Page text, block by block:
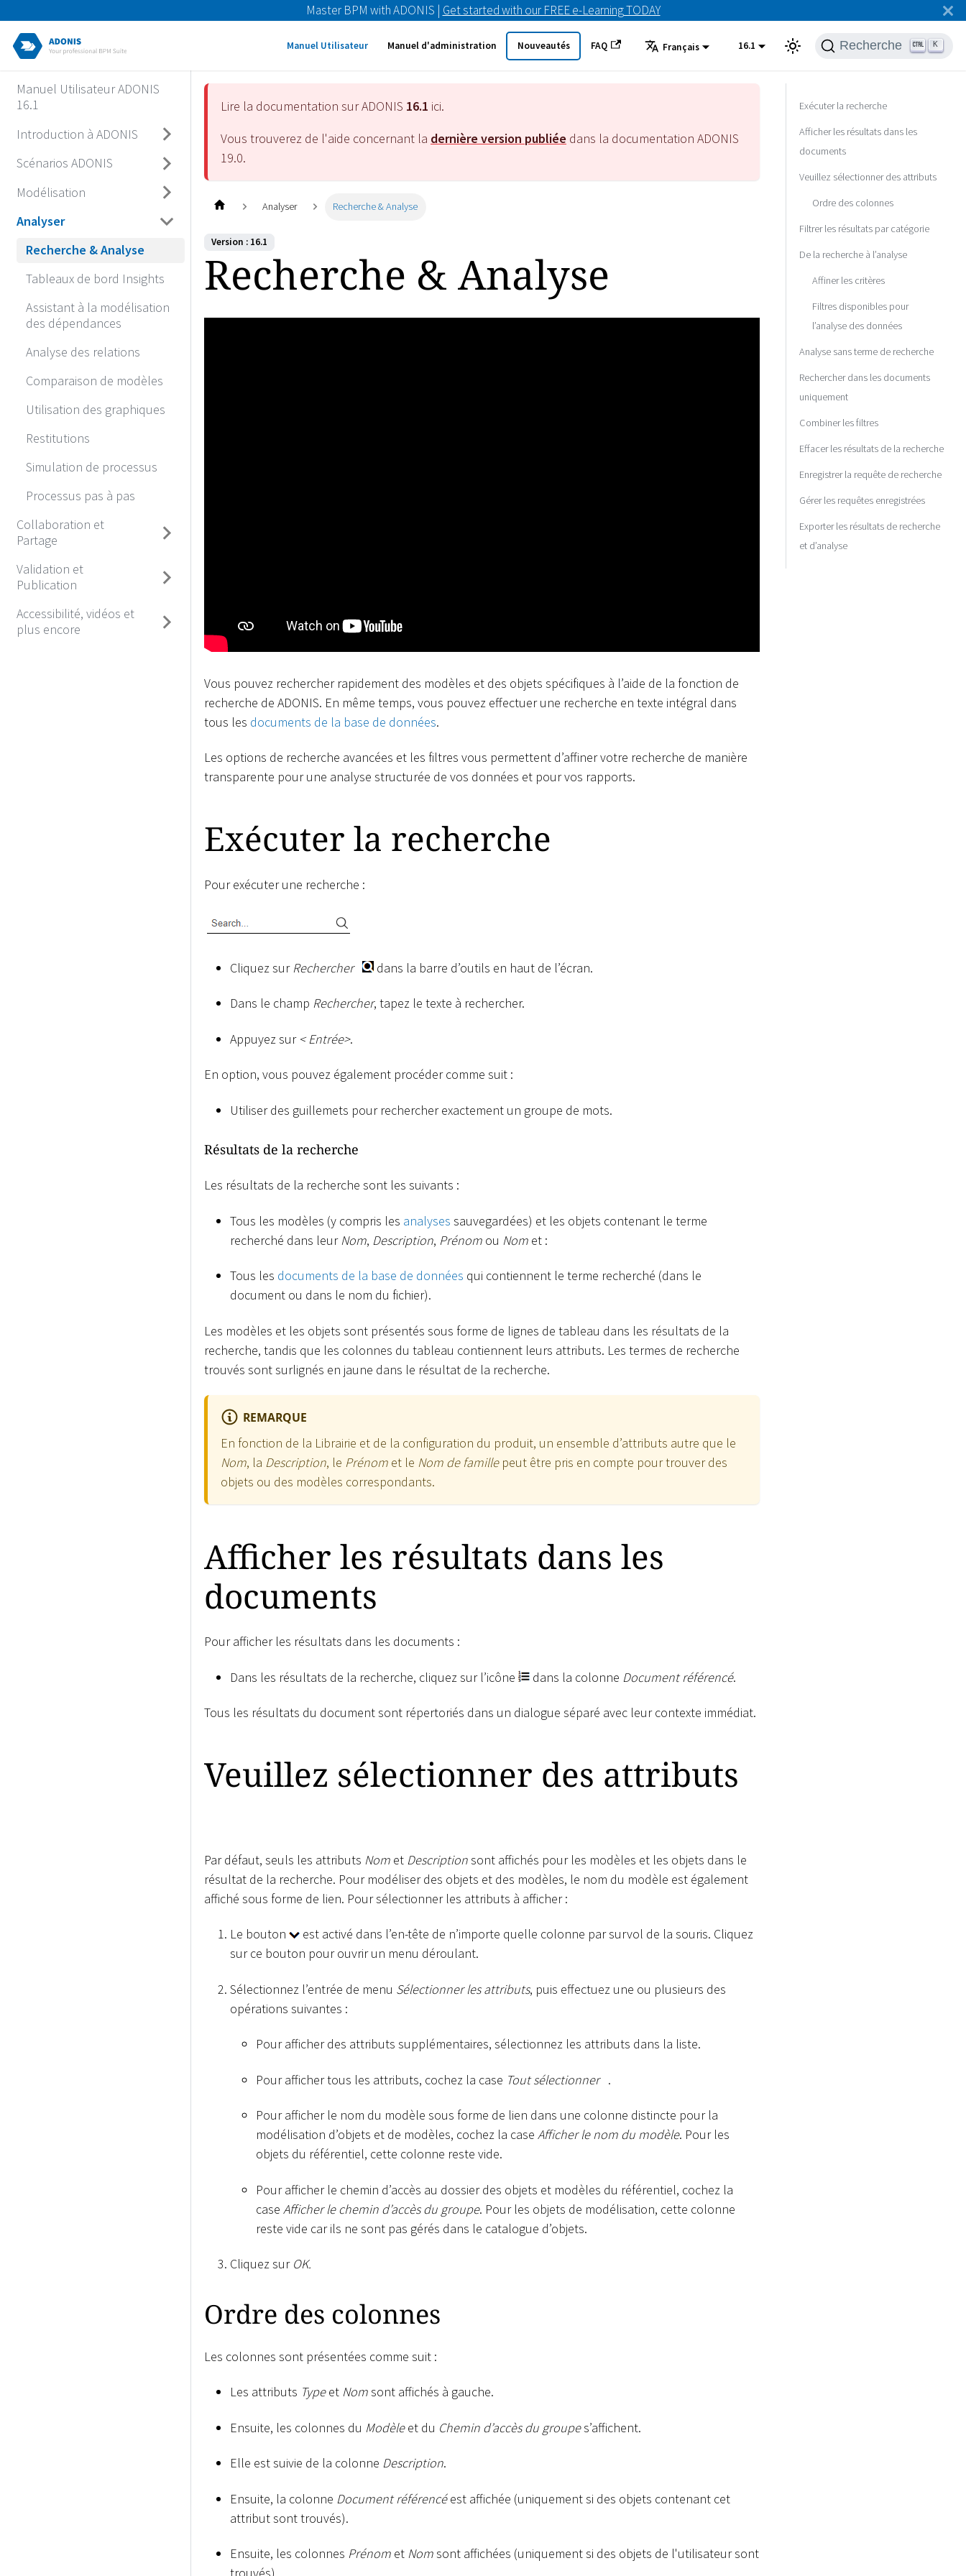
Master BPM with ADONIS | Get started with our FREE e-Learning TODAY
Manuel Utilisateur Manuel d'administration Nouveautés FAQ Français 16.1 Recherche K
Manuel Utilisateur ADONIS
16.1
Introduction à ADONIS
Scénarios ADONIS
Modélisation
Analyser
Recherche & Analyse
Tableaux de bord Insights
Assistant à la modélisation
des dépendances
Analyse des relations
Comparaison de modèles
Utilisation des graphiques
Restitutions
Simulation de processus
Processus pas à pas
Collaboration et
Partage
Validation et
Publication
Accessibilité, vidéos et
plus encore
Lire la documentation sur ADONIS 16.1 ici.
Vous trouverez de l'aide concernant la dernière version publiée dans la documentation ADONIS
19.0.
Analyser Recherche & Analyse
Version : 16.1
Recherche & Analyse
Vous pouvez rechercher rapidement des modèles et des objets spécifiques à l’aide de la fonction de
recherche de ADONIS. En même temps, vous pouvez effectuer une recherche en texte intégral dans
tous les documents de la base de données.
Les options de recherche avancées et les filtres vous permettent d’affiner votre recherche de manière
transparente pour une analyse structurée de vos données et pour vos rapports.
Exécuter la recherche
Pour exécuter une recherche :
Cliquez sur Rechercher dans la barre d’outils en haut de l’écran.
Dans le champ Rechercher, tapez le texte à rechercher.
Appuyez sur <Entrée>.
En option, vous pouvez également procéder comme suit :
Utiliser des guillemets pour rechercher exactement un groupe de mots.
Résultats de la recherche
Les résultats de la recherche sont les suivants :
Tous les modèles (y compris les analyses sauvegardées) et les objets contenant le terme
recherché dans leurNom, Description, Prénom ou Nom et :
Tous les documents de la base de données qui contiennent le terme recherché (dans le
document ou dans le nom du fichier).
Les modèles et les objets sont présentés sous forme de lignes de tableau dans les résultats de la
recherche, tandis que les colonnes du tableau contiennent leurs attributs. Les termes de recherche
trouvés sont surlignés en jaune dans le résultat de la recherche.
REMARQUE
En fonction de la Librairie et de la configuration du produit, un ensemble d’attributs autre que le
Nom, la Description, le Prénom et le Nom de famillepeut être pris en compte pour trouver des
objets ou des modèles correspondants.
Afficher les résultats dans les
documents
Pour afficher les résultats dans les documents :
Dans les résultats de la recherche, cliquez sur l’icône dans la colonne Document référencé.
Tous les résultats du document sont répertoriés dans un dialogue séparé avec leur contexte immédiat.
Veuillez sélectionner des attributs
Par défaut, seuls les attributs Nom et Descriptionsont affichés pour les modèles et les objets dans le
résultat de la recherche. Pour modéliser des objets et des modèles, le nom du modèle est également
affiché sous forme de lien. Pour sélectionner les attributs à afficher :
Le bouton
est activé dans l’en-tête de n’importe quelle colonne par survol de la souris. Cliquez
sur ce bouton pour ouvrir un menu déroulant.
Sélectionnez l’entrée de menu Sélectionner les attributs, puis effectuez une ou plusieurs des
opérations suivantes :
Pour afficher des attributs supplémentaires, sélectionnez les attributs dans la liste.
Pour afficher tous les attributs, cochez la case Tout sélectionner .
Pour afficher le nom du modèle sous forme de lien dans une colonne distincte pour la
modélisation d’objets et de modèles, cochez la case Afficher le nom du modèle. Pour les
objets du référentiel, cette colonne reste vide.
Pour afficher le chemin d’accès au dossier des objets et modèles du référentiel, cochez la
case Afficher le chemin d’accès du groupe. Pour les objets de modélisation, cette colonne
reste vide car ils ne sont pas gérés dans le catalogue d’objets.
Cliquez sur OK.
Ordre des colonnes
Les colonnes sont présentées comme suit :
Les attributs Typeet Nomsont affichés à gauche.
Ensuite, les colonnes du Modèleet du Chemin d’accès du groupes’affichent.
Elle est suivie de la colonne Description.
Ensuite, la colonne Document référencéest affichée (uniquement si des objets contenant cet
attribut sont trouvés).
Ensuite, les colonnes Prénom et Nomsont affichées (uniquement si des objets de l'utilisateur sont
Exécuter la recherche
Afficher les résultats dans les
documents
Veuillez sélectionner des attributs
Ordre des colonnes
Filtrer les résultats par catégorie
De la recherche à l’analyse
Affiner les critères
Filtres disponibles pour
l’analyse des données
Analyse sans terme de recherche
Rechercher dans les documents
uniquement
Combiner les filtres
Effacer les résultats de la recherche
Enregistrer la requête de recherche
Gérer les requêtes enregistrées
Exporter les résultats de recherche
et d’analyse